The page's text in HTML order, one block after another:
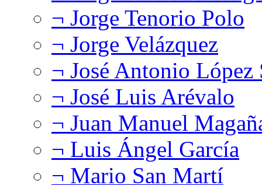
¬ Jorge Tenorio Polo
¬ Jorge Velázquez
¬ José Antonio López
¬ José Luis Arévalo
¬ Juan Manuel
¬ Luis Ángel García
¬ Mario San Martí